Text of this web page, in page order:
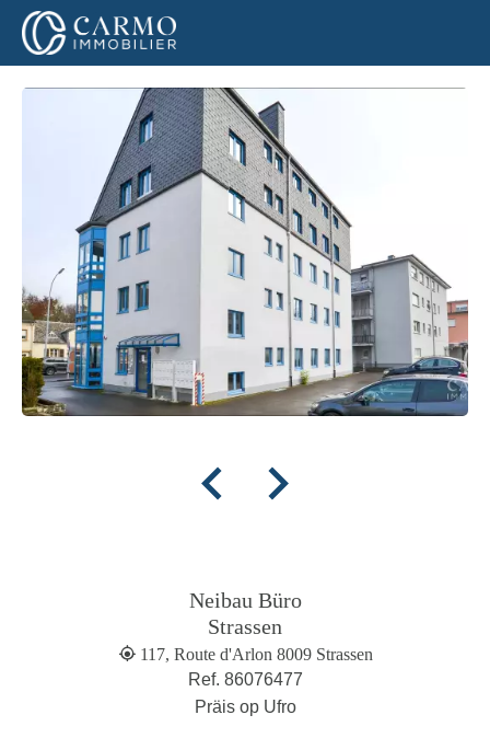
Neibau Büro
Strassen
117, Route d'Arlon 8009 Strassen
Ref. 86076477
Präis op Ufro